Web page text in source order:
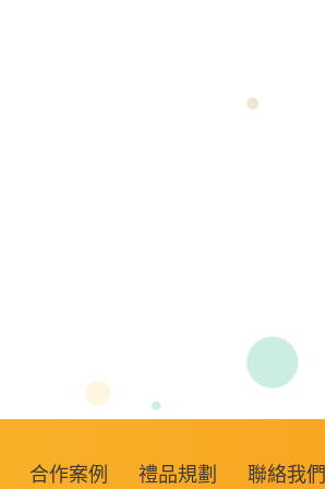
合作案例 禮品規劃 聯絡我們